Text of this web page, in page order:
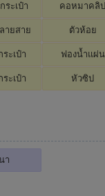
ระเป๋า คอหมาคลิป
ายสาย ตัวห้อย
ะเป๋า ฟองน้ำแผ่น
ะเป๋า หัวซิป
า